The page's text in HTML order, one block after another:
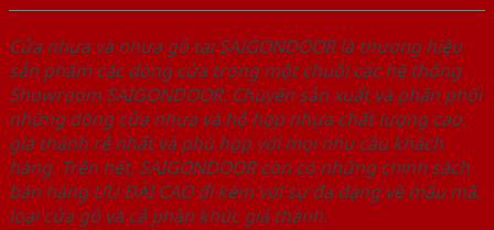
Cửa nhựa và nhựa gỗ tại SAIGONDOOR là thương hiệu
sản phẩm các dòng cửa trong một chuỗi các hệ thống
Showroom SAIGONDOOR. Chuyên sản xuất và phân phối
những dòng cửa nhựa và hỗ hợp nhựa chất lượng cao,
giá thành rẻ nhất và phù hợp với mọi nhu cầu khách
hàng. Trên hết, SAIGONDOOR còn có những chính sách
bán hàng ƯU ĐÃI CAO đi kèm với sự đa dạng về mẫu mã,
loại cửa gỗ và cả phân khúc giá thành.